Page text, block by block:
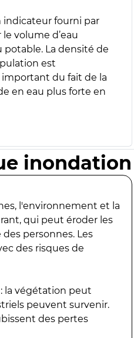
indicateur fourni par
volume d’eau
potable. La densité de
est
important du fait de la
en eau plus forte en
inondation
l'environnement et la
qui peut éroder les
personnes. Les
des risques de
la végétation peut
peuvent survenir.
des pertes